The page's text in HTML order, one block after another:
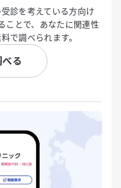
診を考えている方向け
ことで、あなたに関連性
で調べられます。
る